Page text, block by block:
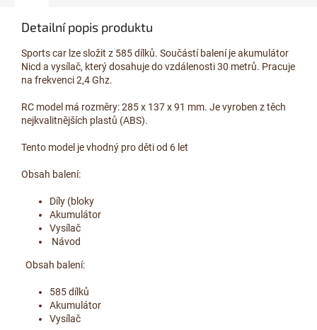
Detailní popis produktu
Sports car lze složit z 585 dílků. Součástí balení je akumulátor
Nicd a vysílač, který dosahuje do vzdálenosti 30 metrů. Pracuje
na frekvenci 2,4 Ghz.
RC model má rozměry: 285 x 137 x 91 mm. Je vyroben z těch
nejkvalitnějších plastů (ABS).
Tento model je vhodný pro děti od 6 let
Obsah balení:
Díly (bloky
Akumulátor
Vysílač
Návod
Obsah balení:
585 dílků
Akumulátor
Vysílač